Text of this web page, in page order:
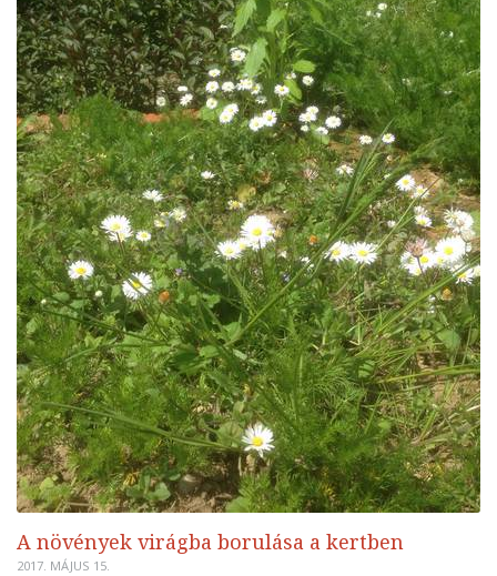
A növények virágba borulása a kertben
2017. MÁJUS 15.